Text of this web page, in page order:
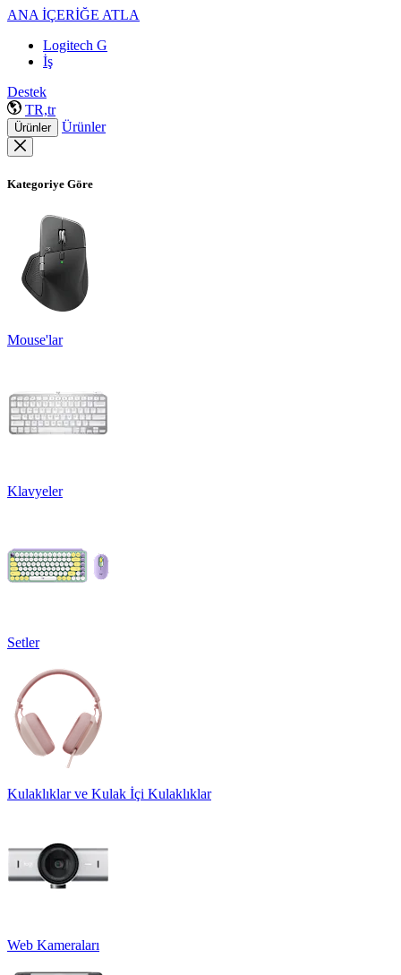
ANA İÇERİĞE ATLA
Logitech G
İş
Destek
TR,tr
Ürünler Ürünler
Kategoriye Göre
Mouse'lar
Klavyeler
Setler
Kulaklıklar ve Kulak İçi Kulaklıklar
Web Kameraları